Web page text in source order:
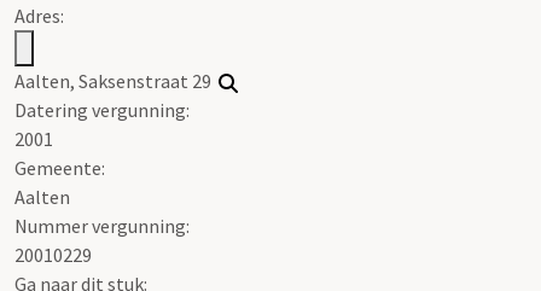
Adres:
Aalten, Saksenstraat 29
Datering vergunning:
2001
Gemeente:
Aalten
Nummer vergunning:
20010229
Ga naar dit stuk: